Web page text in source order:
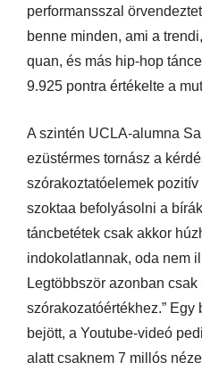
performansszal
benne minden, ami a
quan, és más hip-hop
9.925 pontra értékelte a
A szintén UCLA-alumna
ezüstérmes tornász a
szórakoztatóelemek
szoktaa befolyásolni a
táncbetétek csak akkor
indokolatlannak, oda nem
Legtöbbször azonban
szórakozatóértékhez.” Egy
bejött, a Youtube-videó
alatt csaknem 7 millós